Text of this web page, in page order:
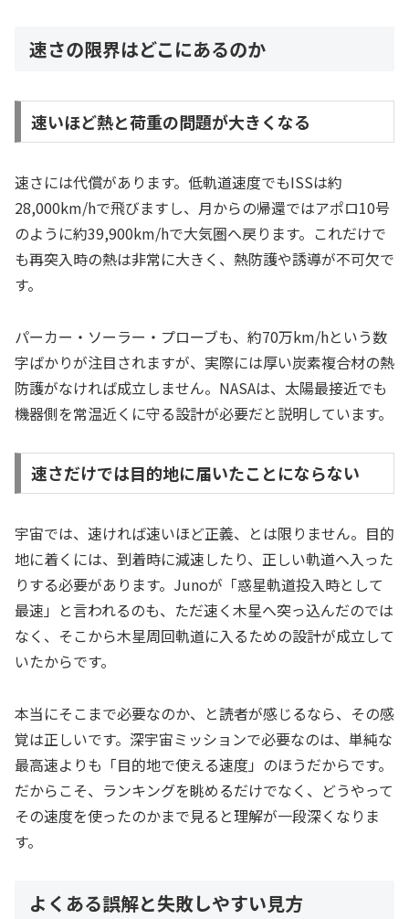
速さの限界はどこにあるのか
速いほど熱と荷重の問題が大きくなる
速さには代償があります。低軌道速度でもISSは約
28,000km/hで飛びますし、月からの帰還ではアポロ10号
のように約39,900km/hで大気圏へ戻ります。これだけで
も再突入時の熱は非常に大きく、熱防護や誘導が不可欠で
す。
パーカー・ソーラー・プローブも、約70万km/hという数
字ばかりが注目されますが、実際には厚い炭素複合材の熱
防護がなければ成立しません。NASAは、太陽最接近でも
機器側を常温近くに守る設計が必要だと説明しています。
速さだけでは目的地に届いたことにならない
宇宙では、速ければ速いほど正義、とは限りません。目的
地に着くには、到着時に減速したり、正しい軌道へ入った
りする必要があります。Junoが「惑星軌道投入時として
最速」と言われるのも、ただ速く木星へ突っ込んだのでは
なく、そこから木星周回軌道に入るための設計が成立して
いたからです。
本当にそこまで必要なのか、と読者が感じるなら、その感
覚は正しいです。深宇宙ミッションで必要なのは、単純な
最高速よりも「目的地で使える速度」のほうだからです。
だからこそ、ランキングを眺めるだけでなく、どうやって
その速度を使ったのかまで見ると理解が一段深くなりま
す。
よくある誤解と失敗しやすい見方